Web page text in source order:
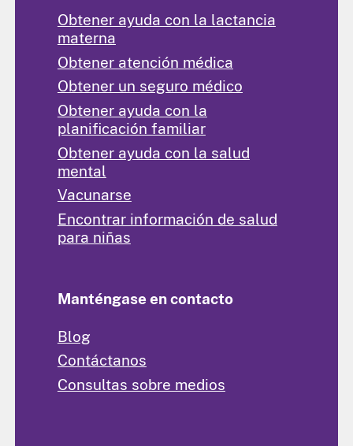
Obtener ayuda con la lactancia
materna
Obtener atención médica
Obtener un seguro médico
Obtener ayuda con la
planificación familiar
Obtener ayuda con la salud
mental
Vacunarse
Encontrar información de salud
para niñas
Manténgase en contacto
Blog
Contáctanos
Consultas sobre medios